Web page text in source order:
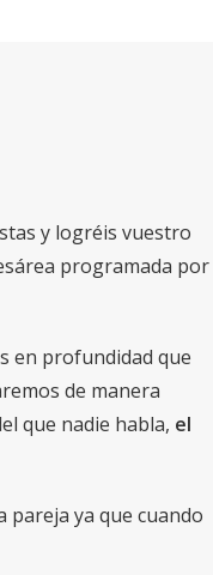
y logréis vuestro
programada por
en profundidad que
de manera
que nadie habla, el
pareja ya que cuando